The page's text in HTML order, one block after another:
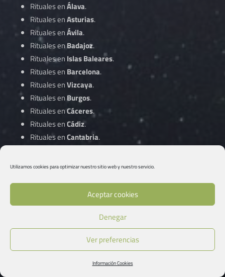
Utilizamos cookies para optimizar nuestro sitio web y nuestro servicio.
Aceptar cookies
Denegar
Ver preferencias
Información Cookies
Rituales enÁlava.
Rituales enAsturias.
Rituales enÁvila.
Rituales en Badajoz.
Rituales en Islas Baleares.
Rituales en Barcelona.
Rituales enVizcaya.
Rituales en Burgos.
Rituales enCáceres.
Rituales enCádiz.
Rituales enCantabria.
Rituales enCiudad Real.
Gipuzkoa.
Rituales enGirona.
Granada.